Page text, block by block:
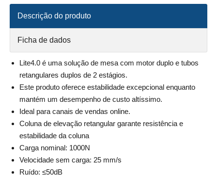
Descrição do produto
Ficha de dados
Lite4.0 é uma solução de mesa com motor duplo e tubos
retangulares duplos de 2 estágios.
Este produto oferece estabilidade excepcional enquanto
mantém um desempenho de custo altíssimo.
Ideal para canais de vendas online.
Coluna de elevação retangular garante resistência e
estabilidade da coluna
Carga nominal: 1000N
Velocidade sem carga: 25 mm/s
Ruído: ≤50dB